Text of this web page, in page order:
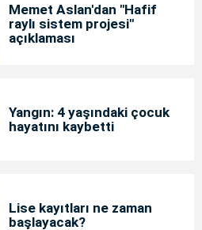
Memet Aslan'dan "Hafif
raylı sistem projesi"
açıklaması
Yangın: 4 yaşındaki çocuk
hayatını kaybetti
Lise kayıtları ne zaman
başlayacak?